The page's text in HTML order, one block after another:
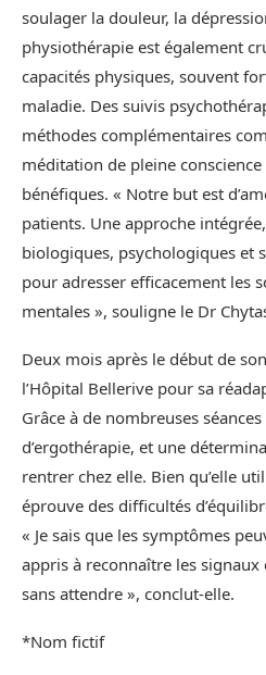
soulager la douleur, la
physiothérapie est également
capacités physiques, souvent
maladie. Des suivis
méthodes complémentaires
méditation de pleine
bénéfiques. « Notre but est
patients. Une approche
biologiques, psychologiques et
pour adresser efficacement les
mentales », souligne le Dr
Deux mois après le début de
l’Hôpital Bellerive pour sa
Grâce à de nombreuses
d’ergothérapie, et une
rentrer chez elle. Bien qu’elle
éprouve des difficultés
« Je sais que les symptômes
appris à reconnaître les signaux
sans attendre », conclut-elle.
*Nom fictif